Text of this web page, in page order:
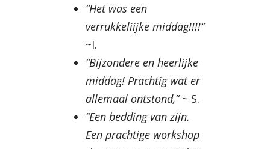
“Het was een
verrukkeliijke middag!!!!”
~I.
“Bijzondere en heerlijke
middag! Prachtig wat er
allemaal ontstond,”~ S.
“Een bedding van zijn.
Een prachtige workshop